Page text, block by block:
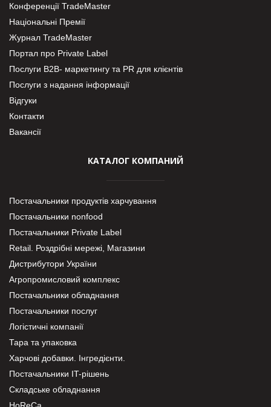
Конференції TradeMaster
Національні Премії
Журнал TradeMaster
Портал про Private Label
Послуги В2В- маркетингу та PR для клієнтів
Послуги з надання інформації
Відгуки
Контакти
Вакансії
КАТАЛОГ КОМПАНИЙ
Постачальники продуктів харчування
Постачальники nonfood
Постачальники Private Label
Retail. Роздрібні мережі, Магазини
Дистрибутори України
Агропромисловий комплекс
Постачальники обладнання
Постачальники послуг
Логістичні компанії
Тара та упаковка
Харчові добавки. Інгредієнти.
Постачальники IT-рішень
Складське обладнання
HoReCa